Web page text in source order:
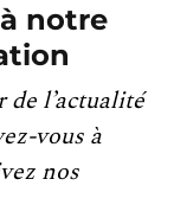
notre
l’actualité
vous à
nos